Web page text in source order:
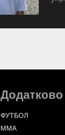
Додатково
ФУТБОЛ
ММА